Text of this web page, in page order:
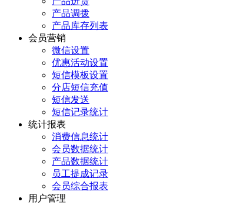
产品调拨
产品库存列表
会员营销
微信设置
优惠活动设置
短信模板设置
分店短信充值
短信发送
短信记录统计
统计报表
消费信息统计
会员数据统计
产品数据统计
员工提成记录
会员综合报表
用户管理